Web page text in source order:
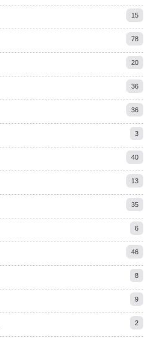
15
78
20
36
36
3
40
13
35
6
46
8
9
2